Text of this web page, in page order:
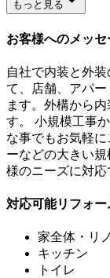
もっと見る
お客様へのメッセ
自社で内装と外
て、店舗、アパ
ます。外構から
す。 小規模工事
な事でもお気軽
ーなどの大きい
様のニーズに対応
対応可能リフォー
家全体・リ
キッチン
トイレ